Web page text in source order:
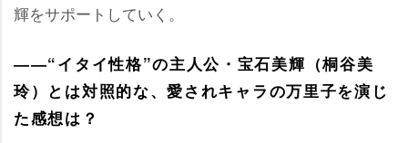
輝をサポートしていく。
――“イタイ性格”の主人公・宝石美輝（桐谷美
玲）とは対照的な、愛されキャラの万里子を演じ
た感想は？